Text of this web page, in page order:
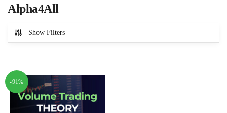
Alpha4All
Show Filters
-91%